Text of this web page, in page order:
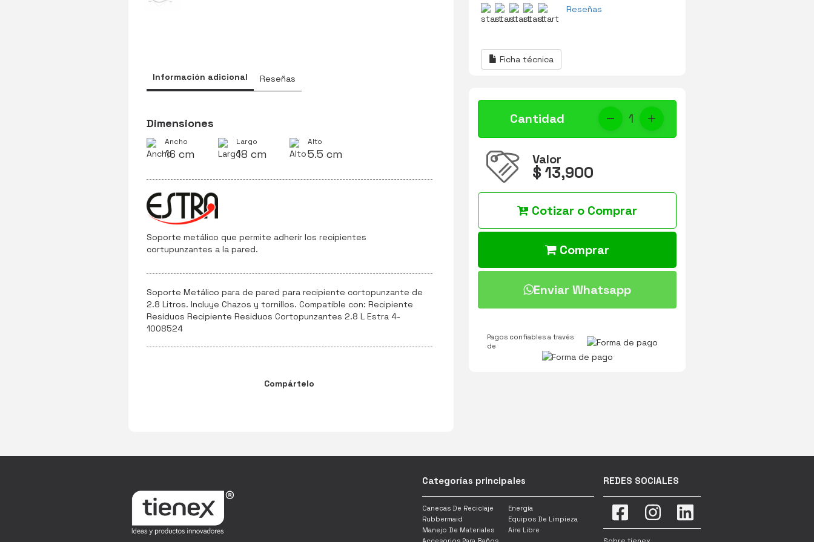
Información adicional Reseñas
Dimensiones
Ancho
16 cm
Largo
18 cm
Alto
5.5 cm
Soporte metálico que permite adherir los recipientes
cortupunzantes a la pared.
Soporte Metálico para de pared para recipiente cortopunzante de
2.8 Litros. Incluye Chazos y tornillos. Compatible con: Recipiente
Residuos Recipiente Residuos Cortopunzantes 2.8 L Estra 4-
1008524
Compártelo
Reseñas
Ficha técnica
Cantidad 1
Valor
$ 13,900
Cotizar o Comprar
Comprar
Enviar Whatsapp
Pagos confiables a través
de
Categorías principales
Canecas De Reciclaje
Energía
Rubbermaid
Equipos De Limpieza
Manejo De Materiales
Aire Libre
REDES SOCIALES